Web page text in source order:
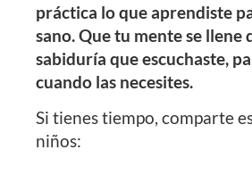
práctica lo que aprendiste
sano. Que tu mente se llene
sabiduría que escuchaste,
cuando las necesites.
Si tienes tiempo, comparte
niños: